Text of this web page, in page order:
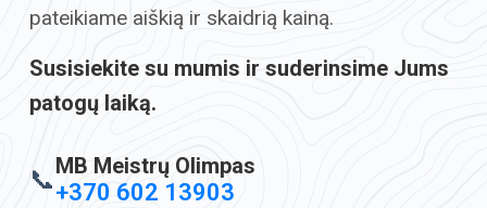
pateikiame aiškią ir skaidrią kainą.
Susisiekite su mumis ir suderinsime Jums
patogų laiką.
📞MB Meistrų Olimpas
+370 602 13903